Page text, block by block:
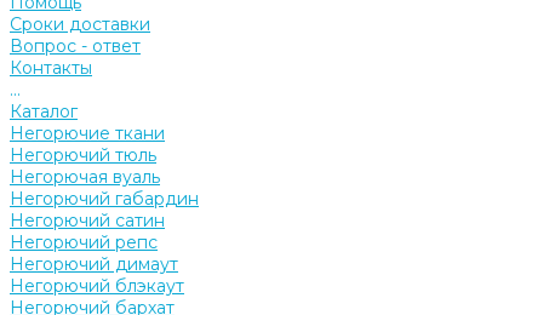
Сроки доставки
Вопрос - ответ
Контакты
...
Каталог
Негорючие ткани
Негорючий тюль
Негорючая вуаль
Негорючий габардин
Негорючий сатин
Негорючий репс
Негорючий димаут
Негорючий блэкаут
Негорючий бархат